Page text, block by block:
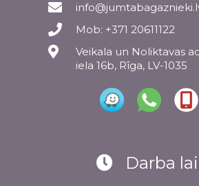
Mob: +371 20611122
Veikala un Noliktavas
iela 16b, Rīga, LV-1035
Darba